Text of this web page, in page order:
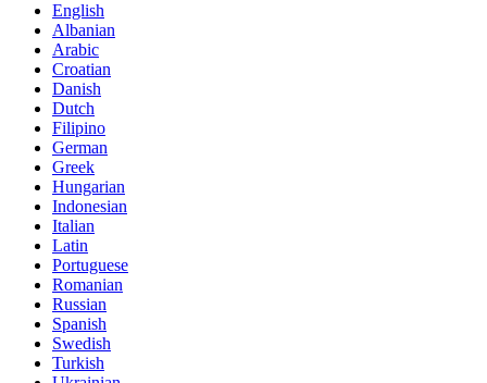
English
Albanian
Arabic
Croatian
Danish
Dutch
Filipino
German
Greek
Hungarian
Indonesian
Italian
Latin
Portuguese
Romanian
Russian
Spanish
Swedish
Turkish